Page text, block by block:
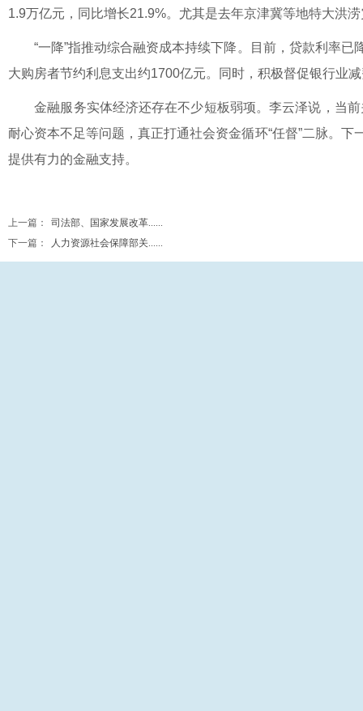
1.9万亿元，同比增长21.9%。尤其是去年京津冀等地特大洪
“一降”指推动综合融资成本持续下降。目前，贷款利率已
大购房者节约利息支出约1700亿元。同时，积极督促银行业
金融服务实体经济还存在不少短板弱项。李云泽说，当前
耐心资本不足等问题，真正打通社会资金循环“任督”二脉。
提供有力的金融支持。
上一篇：
司法部、国家发展改革......
下一篇：
人力资源社会保障部关......